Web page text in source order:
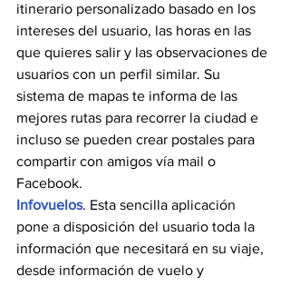
itinerario personalizado basado en los
intereses del usuario, las horas en las
que quieres salir y las observaciones de
usuarios con un perfil similar. Su
sistema de mapas te informa de las
mejores rutas para recorrer la ciudad e
incluso se pueden crear postales para
compartir con amigos vía mail o
Facebook.
Infovuelos. Esta sencilla aplicación
pone a disposición del usuario toda la
información que necesitará en su viaje,
desde información de vuelo y